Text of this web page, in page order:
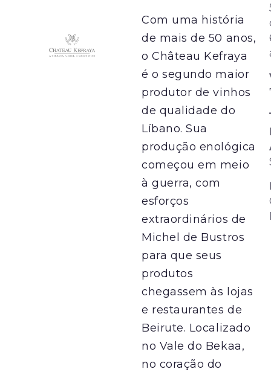
Com uma história
de mais de 50 anos,
o Château Kefraya
é o segundo maior
produtor de vinhos
de qualidade do
Líbano. Sua
produção enológica
começou em meio
à guerra, com
esforços
extraordinários de
Michel de Bustros
para que seus
produtos
chegassem às lojas
e restaurantes de
Beirute. Localizado
no Vale do Bekaa,
no coração do